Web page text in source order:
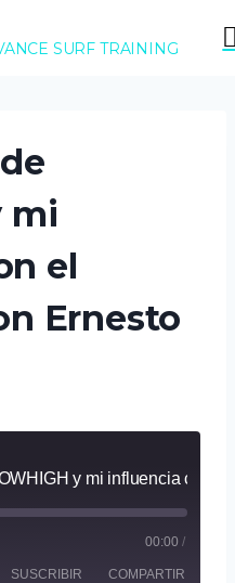
mi
el
Ernesto
00:00 /
SUSCRIBIR COMPARTIR